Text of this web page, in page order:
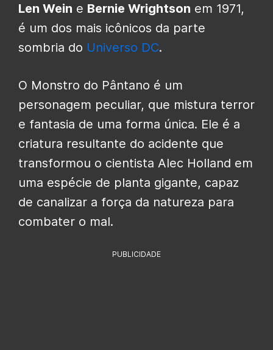
Len Wein e Bernie Wrightson em 1971,
é um dos mais icônicos da parte
sombria do Universo DC.
O Monstro do Pântano é um
personagem peculiar, que mistura terror
e fantasia de uma forma única. Ele é a
criatura resultante do acidente que
transformou o cientista Alec Holland em
uma espécie de planta gigante, capaz
de canalizar a força da natureza para
combater o mal.
PUBLICIDADE